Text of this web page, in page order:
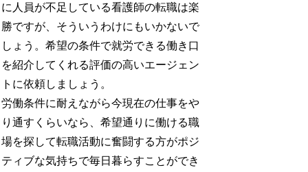
に人員が不足している看護師の転職は楽
勝ですが、そういうわけにもいかないで
しょう。希望の条件で就労できる働き口
を紹介してくれる評価の高いエージェン
トに依頼しましょう。
労働条件に耐えながら今現在の仕事をや
り通すくらいなら、希望通りに働ける職
場を探して転職活動に奮闘する方がポジ
ティブな気持ちで毎日暮らすことができ